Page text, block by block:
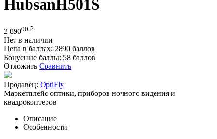
HubsanH501S
2 89000 ₽
Нет в наличии
Цена в баллах: 2890 баллов
Бонусные баллы: 58 баллов
Отложить Сравнить
Продавец: OptiFly
Маркетплейс оптики, приборов ночного видения и
квадрокоптеров
Описание
Особенности